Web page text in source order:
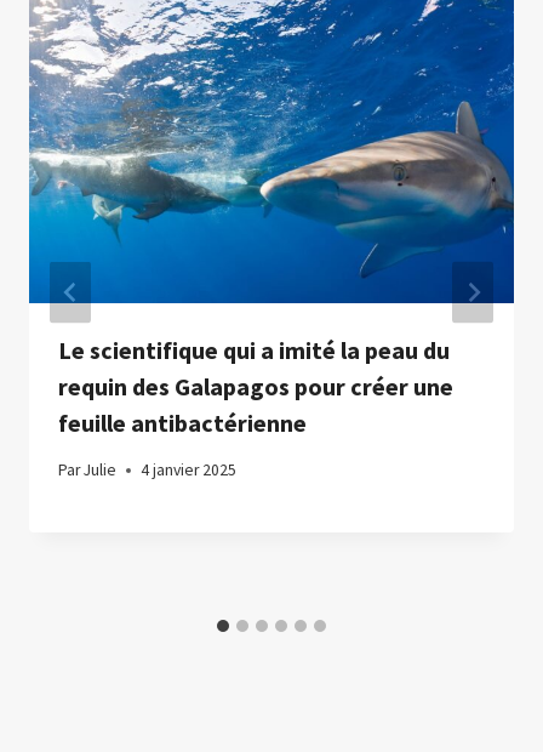
Le scientifique qui a imité la peau du
requin des Galapagos pour créer une
feuille antibactérienne
ParJulie 4 janvier 2025